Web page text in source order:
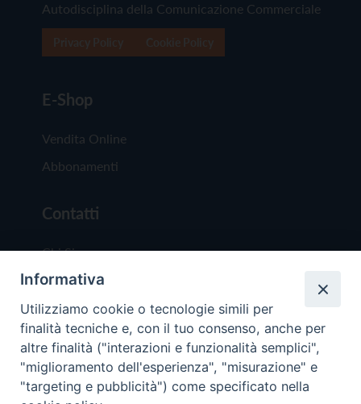
Autodisciplina della Comunicazione Commerciale
E-Shop
Vendita Online
Abbonamenti
Contatti
Chi Siamo
Redazione
Scrivici
Informativa
Utilizziamo cookie o tecnologie simili per
finalità tecniche e, con il tuo consenso, anche per
altre finalità ("interazioni e funzionalità semplici",
"miglioramento dell'esperienza", "misurazione" e
"targeting e pubblicità") come specificato nella